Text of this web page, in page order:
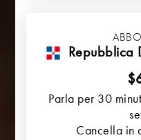
Repubblica
Parla per 30
Cancella in